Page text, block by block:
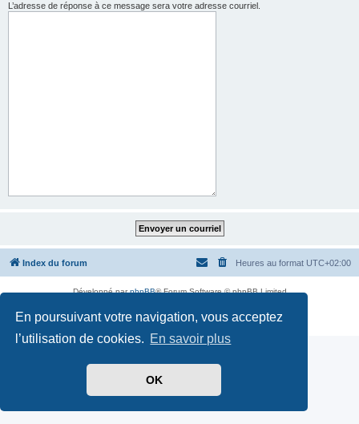
En poursuivant votre navigation, vous acceptez
l’utilisation de cookies. En savoir plus
OK
L’adresse de réponse à ce message sera votre adresse courriel.
Index du forum Heures au format UTC+02:00
Développé parphpBB® Forum Software © phpBB Limited
Confidentialité| Conditions